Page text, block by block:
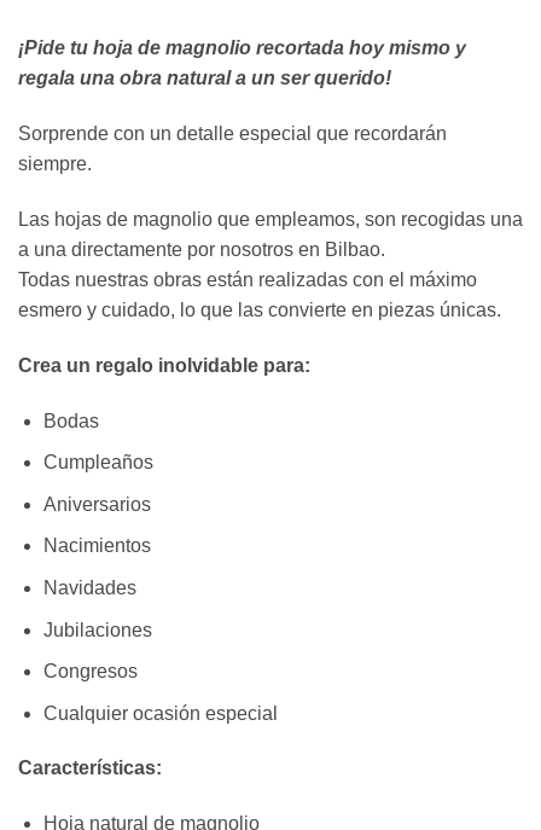
¡Pide tu hoja de magnolio recortada hoy mismo y
regala una obra natural a un ser querido!
Sorprende con un detalle especial que recordarán
siempre.
Las hojas de magnolio que empleamos, son recogidas una
a una directamente por nosotros en Bilbao.
Todas nuestras obras están realizadas con el máximo
esmero y cuidado, lo que las convierte en piezas únicas.
Crea un regalo inolvidable para:
Bodas
Cumpleaños
Aniversarios
Nacimientos
Navidades
Jubilaciones
Congresos
Cualquier ocasión especial
Características:
Hoja natural de magnolio